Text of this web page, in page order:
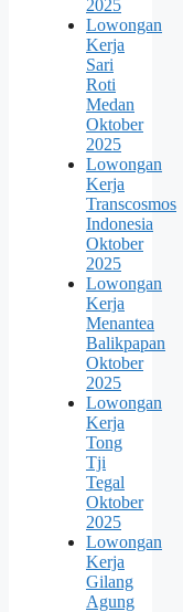
2025
Lowongan
Kerja
Sari
Roti
Medan
Oktober
2025
Lowongan
Kerja
Transcosmos
Indonesia
Oktober
2025
Lowongan
Kerja
Menantea
Balikpapan
Oktober
2025
Lowongan
Kerja
Tong
Tji
Tegal
Oktober
2025
Lowongan
Kerja
Gilang
Agung